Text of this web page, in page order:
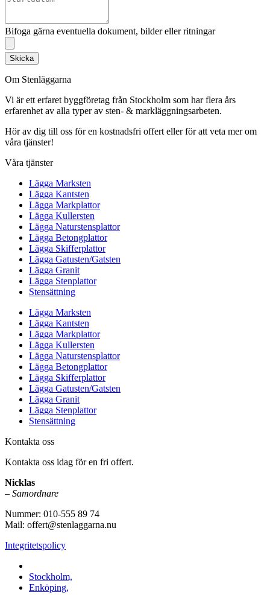
Bifoga gärna eventuella dokument, bilder eller ritningar
Skicka
Om Stenläggarna
Vi är ett erfaret byggföretag från Stockholm som har flera års
erfarenhet av alla typer av sten- & markläggningsarbeten.
Hör av dig till oss för en kostnadsfri offert eller för att veta mer om
våra tjänster!
Våra tjänster
Lägga Marksten
Lägga Kantsten
Lägga Markplattor
Lägga Kullersten
Lägga Naturstensplattor
Lägga Betongplattor
Lägga Skifferplattor
Lägga Gatusten/Gatsten
Lägga Granit
Lägga Stenplattor
Stensättning
Lägga Marksten
Lägga Kantsten
Lägga Markplattor
Lägga Kullersten
Lägga Naturstensplattor
Lägga Betongplattor
Lägga Skifferplattor
Lägga Gatusten/Gatsten
Lägga Granit
Lägga Stenplattor
Stensättning
Kontakta oss
Kontakta oss idag för en fri offert.
Nicklas
– Samordnare
Nummer: 010-555 89 74
Mail: offert@stenlaggarna.nu
Integritetspolicy
Stockholm,
Enköping,